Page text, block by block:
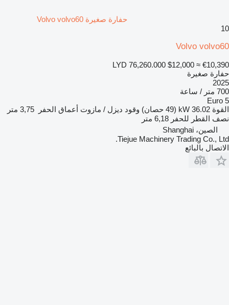
حفارة صغيرة Volvo volvo60
10
Volvo volvo60
LYD 76,260.000 $12,000 ≈ €10,390
حفارة صغيرة
2025
700 متر / ساعة
Euro 5
القوة 36.02 kW (49 حصان) وقود ديزل / مازوت أعماق الحفر
3,75 متر
نصف القطر للحفر 6,18 متر
الصين، Shanghai
Tiejue Machinery Trading Co., Ltd.
الاتصال بالبائع